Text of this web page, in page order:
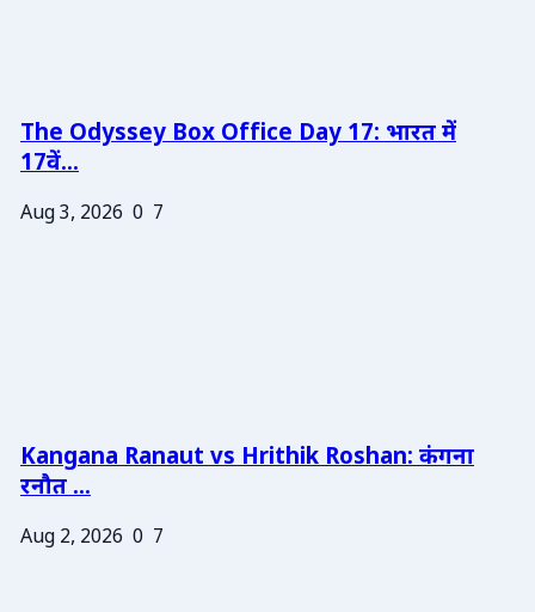
The Odyssey Box Office Day 17: भारत में
17वें...
Aug 3, 2026 0 7
Kangana Ranaut vs Hrithik Roshan: कंगना
रनौत ...
Aug 2, 2026 0 7